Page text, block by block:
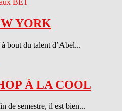
YORK
bout du talent d’Abel...
À LA COOL
de semestre, il est bien...